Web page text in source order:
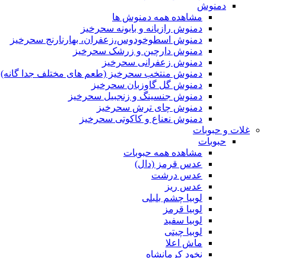
دمنوش
مشاهده همه دمنوش ها
دمنوش رازیانه و بابونه سحرخیز
دمنوش اسطوخودوس،زعفران، بهارنارنج سحرخیز
دمنوش دارچین و زرشک سحرخیز
دمنوش زعفرانی سحرخیز
دمنوش منتخب سحرخیز (طعم های مختلف جدا گانه)
دمنوش گل گاوزبان سحرخیز
دمنوش جنسینگ و زنجبیل سحرخیز
دمنوش چای ترش سحرخیز
دمنوش نعناع و کاکوتی سحرخیز
غلات و حبوبات
حبوبات
مشاهده همه حبوبات
عدس قرمز (دال)
عدس درشت
عدس ریز
لوبیا چشم بلبلی
لوبیا قرمز
لوبیا سفید
لوبیا چیتی
ماش اعلا
نخود کرمانشاه